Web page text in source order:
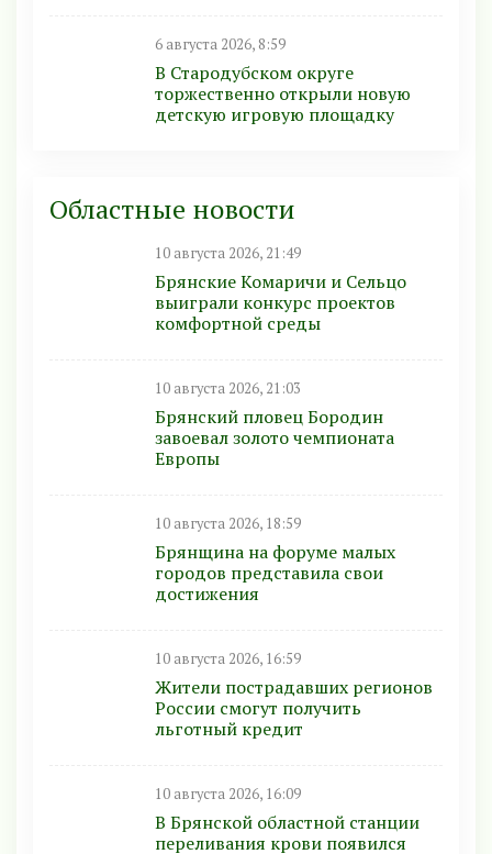
6 августа 2026, 8:59
В Стародубском округе
торжественно открыли новую
детскую игровую площадку
Областные новости
10 августа 2026, 21:49
Брянские Комаричи и Сельцо
выиграли конкурс проектов
комфортной среды
10 августа 2026, 21:03
Брянский пловец Бородин
завоевал золото чемпионата
Европы
10 августа 2026, 18:59
Брянщина на форуме малых
городов представила свои
достижения
10 августа 2026, 16:59
Жители пострадавших регионов
России смогут получить
льготный кредит
10 августа 2026, 16:09
В Брянской областной станции
переливания крови появился